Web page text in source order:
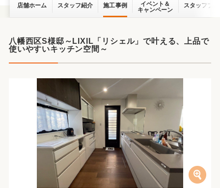
店舗ホーム スタッフ紹介 施工事例
イベント＆
キャンペーン
スタッフブ
八幡西区S様邸～LIXIL「リシェル」で叶える、上品で
使いやすいキッチン空間～